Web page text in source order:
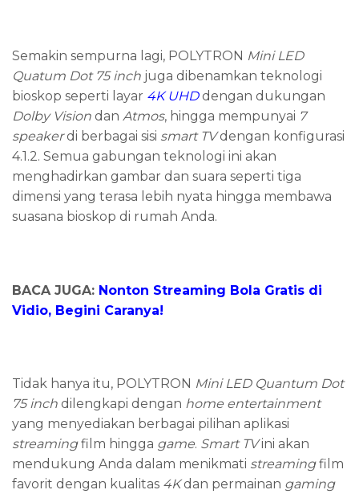
Semakin sempurna lagi, POLYTRON Mini LED
Quatum Dot 75 inch juga dibenamkan teknologi
bioskop seperti layar 4K UHDdengan dukungan
Dolby Vision dan Atmos, hingga mempunyai 7
speakerdi berbagai sisi smart TVdengan konfigurasi
4.1.2. Semua gabungan teknologi ini akan
menghadirkan gambar dan suara seperti tiga
dimensi yang terasa lebih nyata hingga membawa
suasana bioskop di rumah Anda.
BACA JUGA: Nonton Streaming Bola Gratis di
Vidio, Begini Caranya!
Tidak hanya itu, POLYTRON Mini LED Quantum Dot
75 inch dilengkapi dengan home entertainment
yang menyediakan berbagai pilihan aplikasi
streamingfilm hingga game. Smart TVini akan
mendukung Anda dalam menikmati streamingfilm
favorit dengan kualitas 4Kdan permainan gaming